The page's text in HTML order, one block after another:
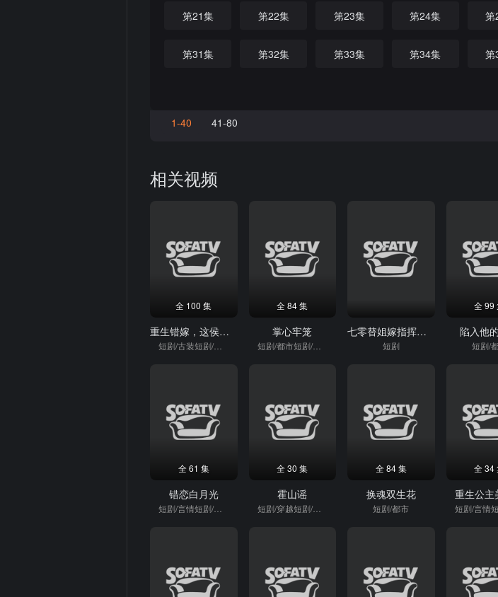
第21集 第22集 第23集 第24集 第
第31集 第32集 第33集 第34集 第
1-40 41-80
相关视频
全 100 集
重生错嫁，这侯门主母我当定了
短剧/古装短剧/重生
全 84 集
掌心牢笼
短剧/都市短剧/重生
七零替姐嫁指挥，搞事不忘吃瓜
短剧
全 99
陷入他
短剧/
全 61 集
错恋白月光
短剧/言情短剧/重生
全 30 集
霍山谣
短剧/穿越短剧/穿越
全 84 集
换魂双生花
短剧/都市
全 34
重生公主